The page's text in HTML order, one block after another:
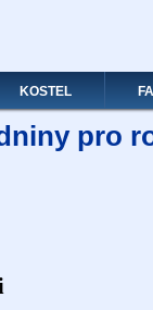
KOSTEL
pro